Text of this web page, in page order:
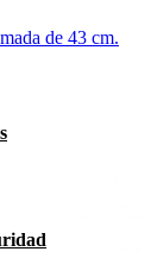
de 43 cm.